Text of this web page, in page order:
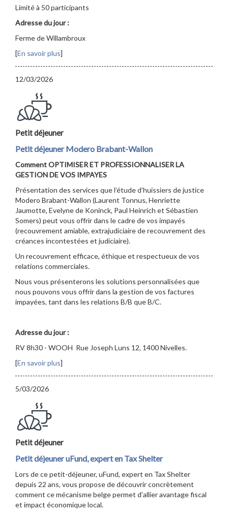
Limité à 50 participants
Adresse du jour :
Ferme de Willambroux
[En savoir plus]
12/03/2026
Petit déjeuner
Petit déjeuner Modero Brabant-Wallon
Comment OPTIMISER ET PROFESSIONNALISER LA
GESTION DE VOS IMPAYES
Présentation des services que l’étude d’huissiers de justice
Modero Brabant-Wallon (Laurent Tonnus, Henriette
Jaumotte, Evelyne de Koninck, Paul Heinrich et Sébastien
Somers) peut vous offrir dans le cadre de vos impayés
(recouvrement amiable, extrajudiciaire de recouvrement des
créances incontestées et judiciaire).
Un recouvrement efficace, éthique et respectueux de vos
relations commerciales.
Nous vous présenterons les solutions personnalisées que
nous pouvons vous offrir dans la gestion de vos factures
impayées, tant dans les relations B/B que B/C.
Adresse du jour :
RV 8h30 - WOOH Rue Joseph Luns 12, 1400 Nivelles.
[En savoir plus]
5/03/2026
Petit déjeuner
Petit déjeuner uFund, expert en Tax Shelter
Lors de ce petit-déjeuner, uFund, expert en Tax Shelter
depuis 22 ans, vous propose de découvrir concrètement
comment ce mécanisme belge permet d’allier avantage fiscal
et impact économique local.